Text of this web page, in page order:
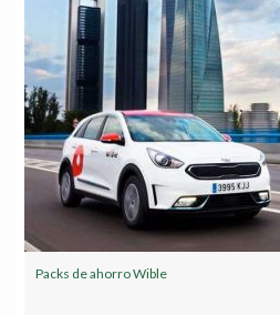
Packs de ahorro Wible